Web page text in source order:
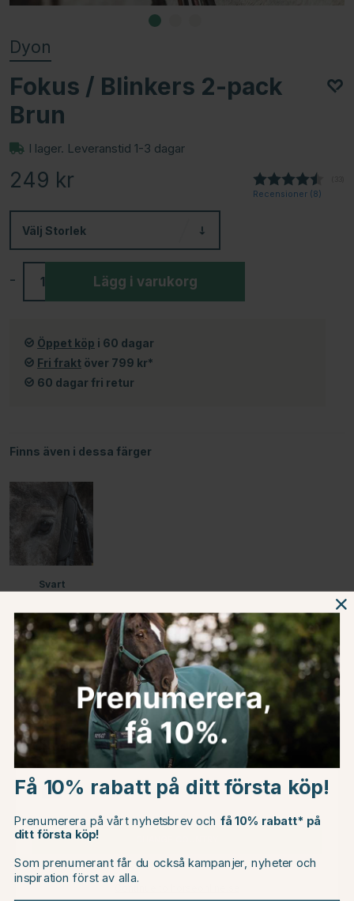
Dyon
Fokus / Blinkers 2-pack
Brun
I lager. Leveranstid 1-3 dagar
249 kr
Recensioner (8)
Välj Storlek
- Lägg i varukorg
Öppet köp i 60 dagar
Fri frakt över 799 kr*
60 dagar fri retur
Finns även i dessa färger
Svart
Beskrivning
Om tillverkaren
Omdömen
Du kanske även är intresserad av
Choose country
EU
Få 10% rabatt på ditt första köp!
Prenumerera på vårt nyhetsbrev och få 10% rabatt* på
ditt första köp!
Som prenumerant får du också kampanjer, nyheter och
inspiration först av alla.